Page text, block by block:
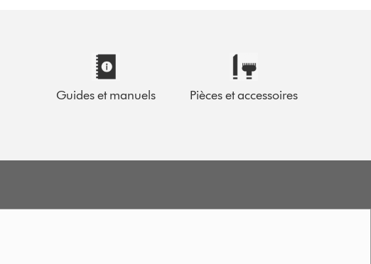
Guides et manuels Pièces et accessoires